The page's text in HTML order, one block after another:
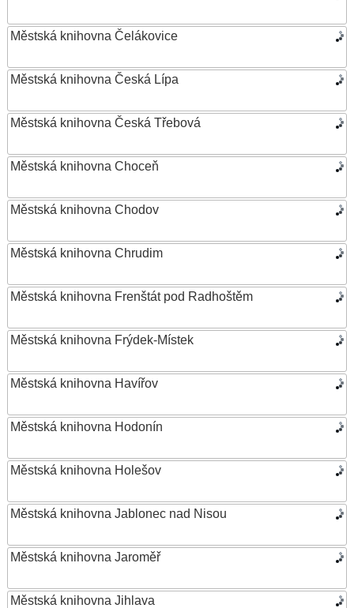
Městská knihovna Čelákovice
Městská knihovna Česká Lípa
Městská knihovna Česká Třebová
Městská knihovna Choceň
Městská knihovna Chodov
Městská knihovna Chrudim
Městská knihovna Frenštát pod Radhoštěm
Městská knihovna Frýdek-Místek
Městská knihovna Havířov
Městská knihovna Hodonín
Městská knihovna Holešov
Městská knihovna Jablonec nad Nisou
Městská knihovna Jaroměř
Městská knihovna Jihlava